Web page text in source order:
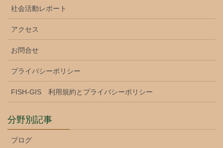
社会活動レポート
アクセス
お問合せ
プライバシーポリシー
FISH-GIS 利用規約とプライバシーポリシー
分野別記事
ブログ